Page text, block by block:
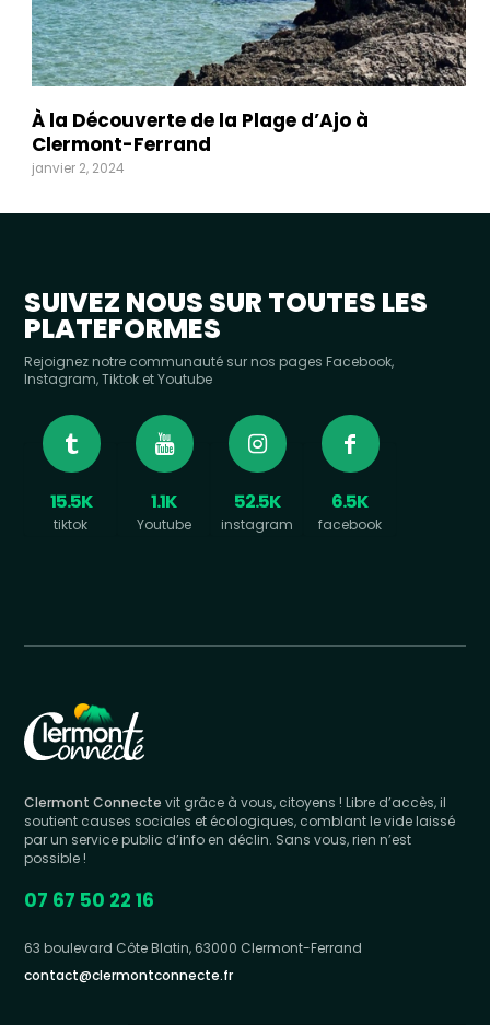
À la Découverte de la Plage d’Ajo à
Clermont-Ferrand
janvier 2, 2024
SUIVEZ NOUS SUR TOUTES LES
PLATEFORMES
Rejoignez notre communauté sur nos pages Facebook,
Instagram, Tiktok et Youtube
15.5K
tiktok
1.1K
Youtube
52.5K
instagram
6.5K
facebook
Clermont Connecte vit grâce à vous, citoyens ! Libre d’accès, il
soutient causes sociales et écologiques, comblant le vide laissé
par un service public d’info en déclin. Sans vous, rien n’est
possible !
07 67 50 22 16
63 boulevard Côte Blatin, 63000 Clermont-Ferrand
contact@clermontconnecte.fr